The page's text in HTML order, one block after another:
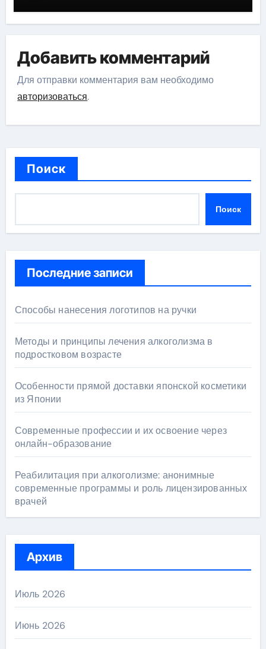
огромным вкладом в развитие
исторической науки
Добавить комментарий
Для отправки комментария вам необходимо
авторизоваться.
Поиск
Поиск
Последние записи
Способы нанесения логотипов на ручки
Методы и принципы лечения алкоголизма в
подростковом возрасте
Особенности прямой доставки японской косметики
из Японии
Современные профессии и их освоение через
онлайн-образование
Реабилитация при алкоголизме: анонимные
современные программы и роль лицензированных
врачей
Архив
Июль 2026
Июнь 2026